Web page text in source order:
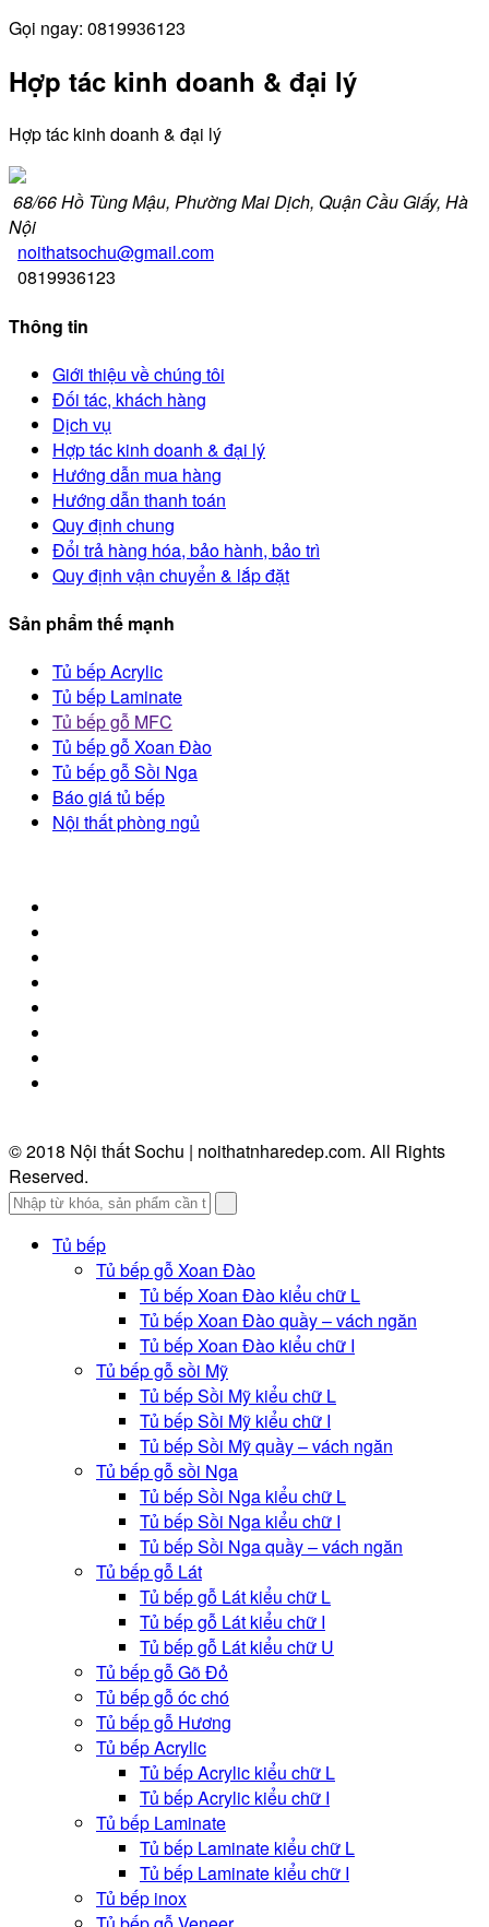
Gọi ngay: 0819936123
Hợp tác kinh doanh & đại lý
Hợp tác kinh doanh & đại lý
68/66 Hồ Tùng Mậu, Phường Mai Dịch, Quận Cầu Giấy, Hà
Nội
noithatsochu@gmail.com
0819936123
Thông tin
Giới thiệu về chúng tôi
Đối tác, khách hàng
Dịch vụ
Hợp tác kinh doanh & đại lý
Hướng dẫn mua hàng
Hướng dẫn thanh toán
Quy định chung
Đổi trả hàng hóa, bảo hành, bảo trì
Quy định vận chuyển & lắp đặt
Sản phẩm thế mạnh
Tủ bếp Acrylic
Tủ bếp Laminate
Tủ bếp gỗ MFC
Tủ bếp gỗ Xoan Đào
Tủ bếp gỗ Sồi Nga
Báo giá tủ bếp
Nội thất phòng ngủ
© 2018 Nội thất Sochu | noithatnharedep.com. All Rights
Reserved.
Tủ bếp
Tủ bếp gỗ Xoan Đào
Tủ bếp Xoan Đào kiểu chữ L
Tủ bếp Xoan Đào quầy – vách ngăn
Tủ bếp Xoan Đào kiểu chữ I
Tủ bếp gỗ sồi Mỹ
Tủ bếp Sồi Mỹ kiểu chữ L
Tủ bếp Sồi Mỹ kiểu chữ I
Tủ bếp Sồi Mỹ quầy – vách ngăn
Tủ bếp gỗ sồi Nga
Tủ bếp Sồi Nga kiểu chữ L
Tủ bếp Sồi Nga kiểu chữ I
Tủ bếp Sồi Nga quầy – vách ngăn
Tủ bếp gỗ Lát
Tủ bếp gỗ Lát kiểu chữ L
Tủ bếp gỗ Lát kiểu chữ I
Tủ bếp gỗ Lát kiểu chữ U
Tủ bếp gỗ Gõ Đỏ
Tủ bếp gỗ óc chó
Tủ bếp gỗ Hương
Tủ bếp Acrylic
Tủ bếp Acrylic kiểu chữ L
Tủ bếp Acrylic kiểu chữ I
Tủ bếp Laminate
Tủ bếp Laminate kiểu chữ L
Tủ bếp Laminate kiểu chữ I
Tủ bếp inox